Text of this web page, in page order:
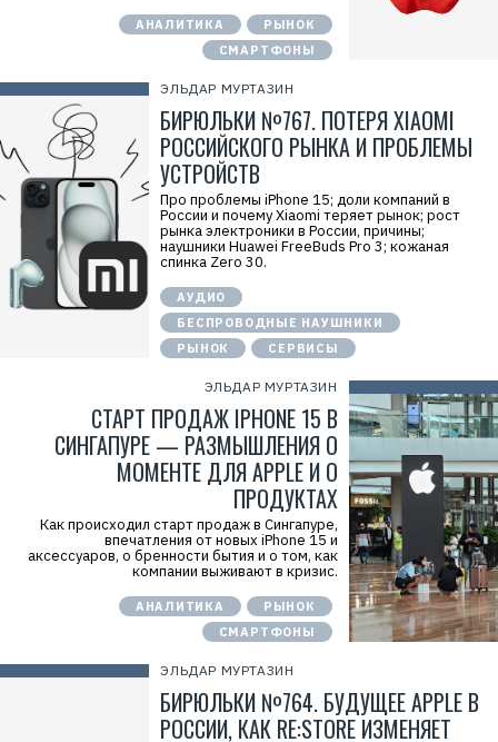
АНАЛИТИКА
РЫНОК
СМАРТФОНЫ
ЭЛЬДАР МУРТАЗИН
БИРЮЛЬКИ №767. ПОТЕРЯ XIAOMI
РОССИЙСКОГО РЫНКА И ПРОБЛЕМЫ
УСТРОЙСТВ
Про проблемы iPhone 15; доли компаний в
России и почему Xiaomi теряет рынок; рост
рынка электроники в России, причины;
наушники Huawei FreeBuds Pro 3; кожаная
спинка Zero 30.
АУДИО
БЕСПРОВОДНЫЕ НАУШНИКИ
РЫНОК
СЕРВИСЫ
ЭЛЬДАР МУРТАЗИН
СТАРТ ПРОДАЖ IPHONE 15 В
СИНГАПУРЕ — РАЗМЫШЛЕНИЯ О
МОМЕНТЕ ДЛЯ APPLE И О
ПРОДУКТАХ
Как происходил старт продаж в Сингапуре,
впечатления от новых iPhone 15 и
аксессуаров, о бренности бытия и о том, как
компании выживают в кризис.
АНАЛИТИКА
РЫНОК
СМАРТФОНЫ
ЭЛЬДАР МУРТАЗИН
БИРЮЛЬКИ №764. БУДУЩЕЕ APPLE В
РОССИИ, КАК RE:STORE ИЗМЕНЯЕТ